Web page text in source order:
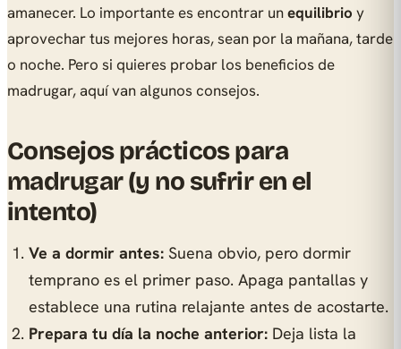
amanecer. Lo importante es encontrar unequilibrio y
aprovechar tus mejores horas, sean por la mañana, tarde
o noche. Pero si quieres probar los beneficios de
madrugar, aquí van algunos consejos.
Consejos prácticos para
madrugar (y no sufrir en el
intento)
Ve a dormir antes: Suena obvio, pero dormir
temprano es el primer paso. Apaga pantallas y
establece una rutina relajante antes de acostarte.
Prepara tu día la noche anterior: Deja lista la